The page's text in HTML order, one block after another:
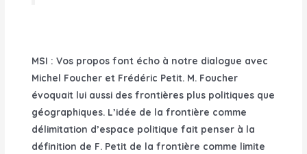
MSI : Vos propos font écho à notre dialogue avec
Michel Foucher et Frédéric Petit. M. Foucher
évoquait lui aussi des frontières plus politiques que
géographiques. L’idée de la frontière comme
délimitation d’espace politique fait penser à la
définition de F. Petit de la frontière comme limite